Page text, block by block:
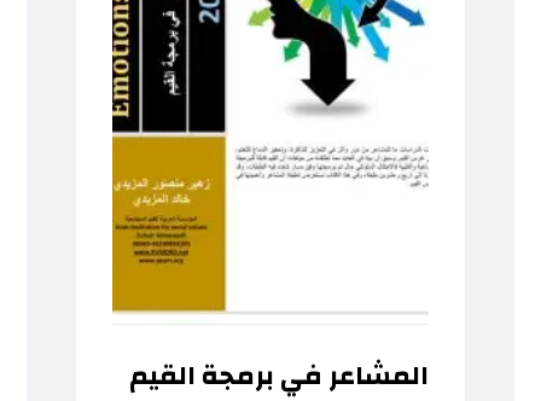
المشاعر في برمجة القيم